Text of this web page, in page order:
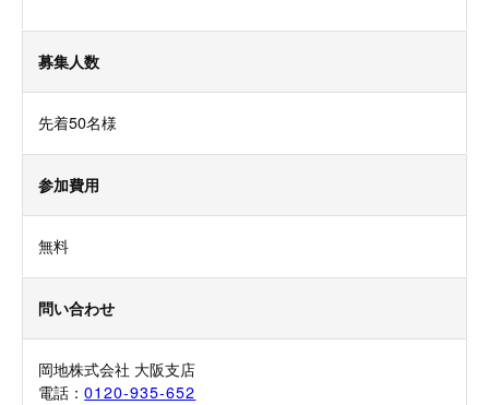
募集人数
先着50名様
参加費用
無料
問い合わせ
岡地株式会社 大阪支店
電話：0120-935-652